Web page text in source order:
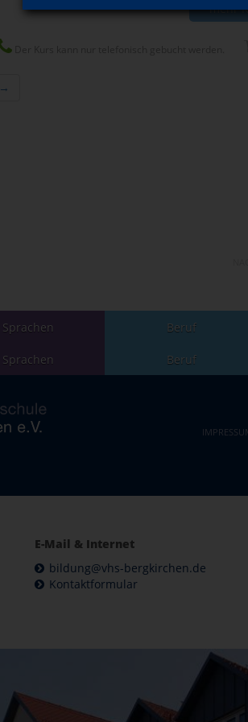
mehr
→
Sprachen Beruf
Sprachen Beruf
E-Mail & Internet
bildung@vhs-bergkirchen.de
Kontaktformular